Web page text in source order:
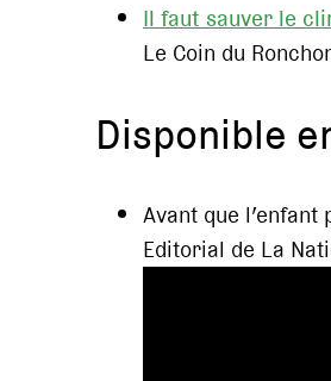
Il faut sauver le
Le Coin du
Disponible
Avant que l’enfant
Editorial de La